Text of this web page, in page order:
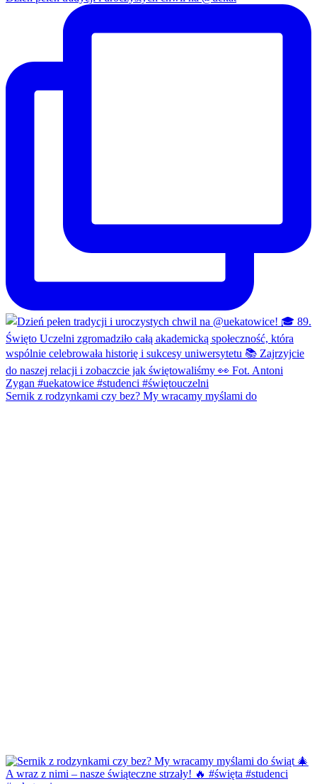
Sernik z rodzynkami czy bez? My wracamy myślami do